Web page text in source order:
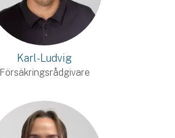
Karl-Ludvig
Försäkringsrådgivare